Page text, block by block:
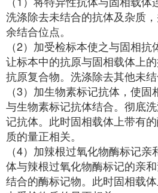
洗涤除去未结合的抗体及杂质
余结合位点。
（2）加受检标本使之与固相抗
让标本中的抗原与固相载体上
抗原复合物。洗涤除去其他未结
（3）加生物素标记抗体，使
与生物素标记抗体结合。彻底
记抗体。此时固相载体上带有
质的量正相关。
（4）加辣根过氧化物酶标记
体与辣根过氧化物酶标记的亲
结合的酶标记物。此时固相载